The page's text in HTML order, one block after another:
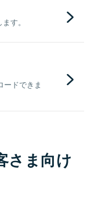
す。
ードできま
さま向け